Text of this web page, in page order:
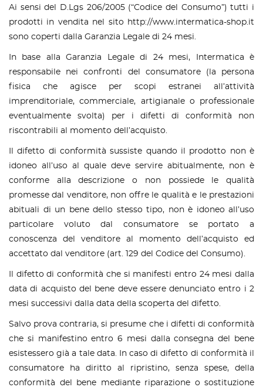
Ai sensi del D.Lgs 206/2005 (“Codice del Consumo”) tutti i
prodotti in vendita nel sito http://www.intermatica-shop.it
sono coperti dalla Garanzia Legale di 24 mesi.
In base alla Garanzia Legale di 24 mesi, Intermatica è
responsabile nei confronti del consumatore (la persona
fisica che agisce per scopi estranei all’attività
imprenditoriale, commerciale, artigianale o professionale
eventualmente svolta) per i difetti di conformità non
riscontrabili al momento dell’acquisto.
Il difetto di conformità sussiste quando il prodotto non è
idoneo all’uso al quale deve servire abitualmente, non è
conforme alla descrizione o non possiede le qualità
promesse dal venditore, non offre le qualità e le prestazioni
abituali di un bene dello stesso tipo, non è idoneo all’uso
particolare voluto dal consumatore se portato a
conoscenza del venditore al momento dell’acquisto ed
accettato dal venditore (art. 129 del Codice del Consumo).
Il difetto di conformità che si manifesti entro 24 mesi dalla
data di acquisto del bene deve essere denunciato entro i 2
mesi successivi dalla data della scoperta del difetto.
Salvo prova contraria, si presume che i difetti di conformità
che si manifestino entro 6 mesi dalla consegna del bene
esistessero già a tale data. In caso di difetto di conformità il
consumatore ha diritto al ripristino, senza spese, della
conformità del bene mediante riparazione o sostituzione